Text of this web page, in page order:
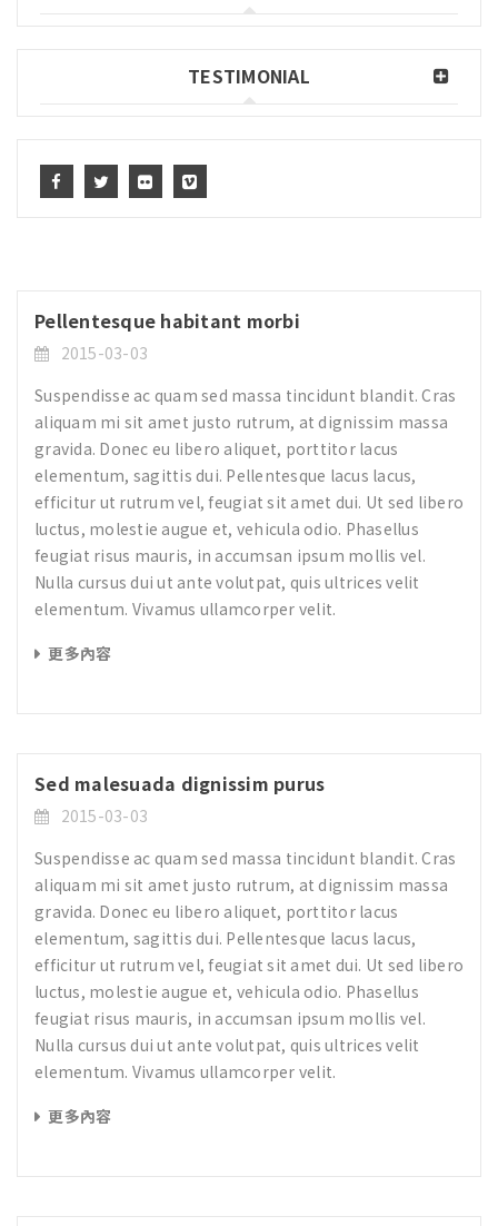
TESTIMONIAL
Pellentesque habitant morbi
2015-03-03
Suspendisse ac quam sed massa tincidunt blandit. Cras
aliquam mi sit amet justo rutrum, at dignissim massa
gravida. Donec eu libero aliquet, porttitor lacus
elementum, sagittis dui. Pellentesque lacus lacus,
efficitur ut rutrum vel, feugiat sit amet dui. Ut sed libero
luctus, molestie augue et, vehicula odio. Phasellus
feugiat risus mauris, in accumsan ipsum mollis vel.
Nulla cursus dui ut ante volutpat, quis ultrices velit
elementum. Vivamus ullamcorper velit.
更多內容
Sed malesuada dignissim purus
2015-03-03
Suspendisse ac quam sed massa tincidunt blandit. Cras
aliquam mi sit amet justo rutrum, at dignissim massa
gravida. Donec eu libero aliquet, porttitor lacus
elementum, sagittis dui. Pellentesque lacus lacus,
efficitur ut rutrum vel, feugiat sit amet dui. Ut sed libero
luctus, molestie augue et, vehicula odio. Phasellus
feugiat risus mauris, in accumsan ipsum mollis vel.
Nulla cursus dui ut ante volutpat, quis ultrices velit
elementum. Vivamus ullamcorper velit.
更多內容